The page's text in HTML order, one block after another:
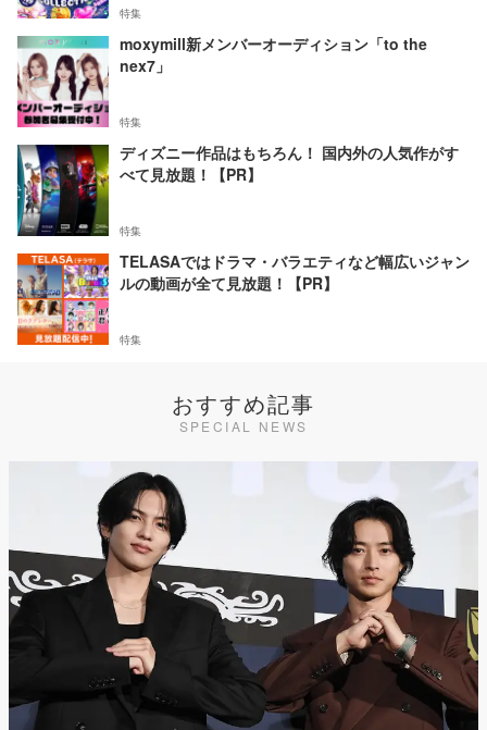
特集
moxymill新メンバーオーディション「to the
nex7」
特集
ディズニー作品はもちろん！ 国内外の人気作がす
べて見放題！【PR】
特集
TELASAではドラマ・バラエティなど幅広いジャン
ルの動画が全て見放題！【PR】
特集
おすすめ記事
SPECIAL NEWS